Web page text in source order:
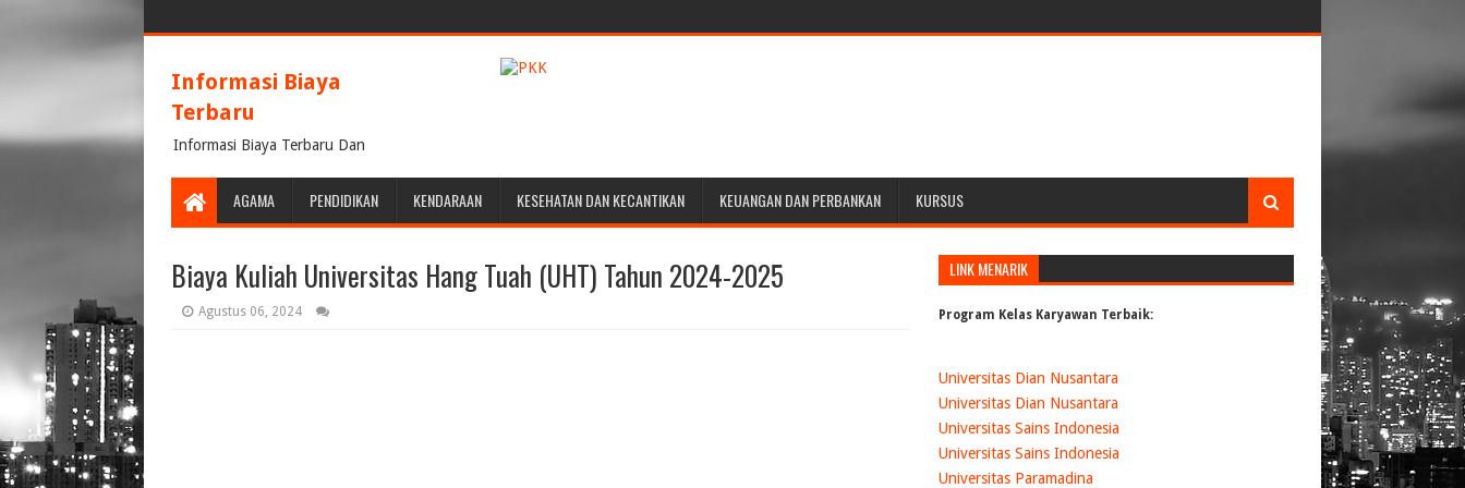
Informasi Biaya
Terbaru
Informasi Biaya Terbaru Dan
AGAMA PENDIDIKAN KENDARAAN KESEHATAN DAN KECANTIKAN KEUANGAN DAN PERBANKAN KURSUS
Biaya Kuliah Universitas Hang Tuah (UHT) Tahun 2024-2025
Agustus 06, 2024
LINK MENARIK
Program Kelas Karyawan Terbaik:
Universitas Dian Nusantara
Universitas Dian Nusantara
Universitas Sains Indonesia
Universitas Sains Indonesia
Universitas Paramadina